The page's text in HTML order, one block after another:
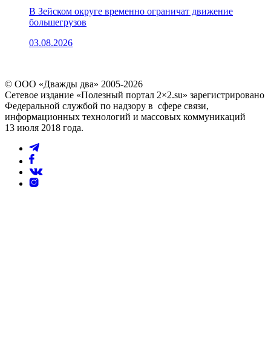
В Зейском округе временно ограничат движение
большегрузов
03.08.2026
© ООО «Дважды два» 2005-2026
Сетевое издание «Полезный портал 2×2.su» зарегистрировано
Федеральной службой по надзору в сфере связи,
информационных технологий и массовых коммуникаций
13 июля 2018 года.